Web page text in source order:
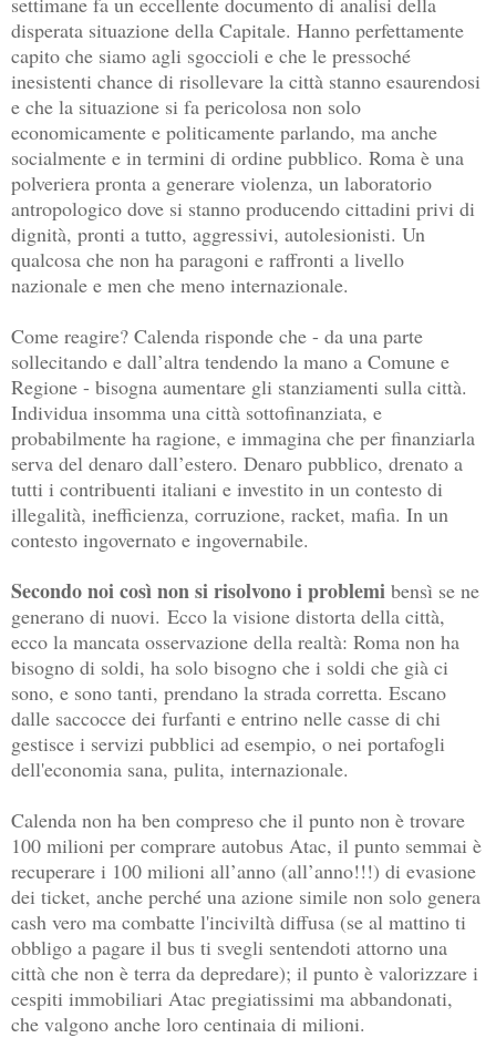
disperata situazione della Capitale. Hanno perfettamente
capito che siamo agli sgoccioli e che le pressoché
inesistenti chance di risollevare la città stanno esaurendosi
e che la situazione si fa pericolosa non solo
economicamente e politicamente parlando, ma anche
socialmente e in termini di ordine pubblico. Roma è una
polveriera pronta a generare violenza, un laboratorio
antropologico dove si stanno producendo cittadini privi di
dignità, pronti a tutto, aggressivi, autolesionisti. Un
qualcosa che non ha paragoni e raffronti a livello
nazionale e men che meno internazionale.
Come reagire? Calenda risponde che - da una parte
sollecitando e dall’altra tendendo la mano a Comune e
Regione - bisogna aumentare gli stanziamenti sulla città.
Individua insomma una città sottofinanziata, e
probabilmente ha ragione, e immagina che per finanziarla
serva del denaro dall’estero. Denaro pubblico, drenato a
tutti i contribuenti italiani e investito in un contesto di
illegalità, inefficienza, corruzione, racket, mafia. In un
contesto ingovernato e ingovernabile.
Secondo noi così non si risolvono i problemi bensì se ne
generano di nuovi. Ecco la visione distorta della città,
ecco la mancata osservazione della realtà: Roma non ha
bisogno di soldi, ha solo bisogno che i soldi che già ci
sono, e sono tanti, prendano la strada corretta. Escano
dalle saccocce dei furfanti e entrino nelle casse di chi
gestisce i servizi pubblici ad esempio, o nei portafogli
dell'economia sana, pulita, internazionale.
Calenda non ha ben compreso che il punto non è trovare
100 milioni per comprare autobus Atac, il punto semmai è
recuperare i 100 milioni all’anno (all’anno!!!) di evasione
dei ticket, anche perché una azione simile non solo genera
cash vero ma combatte l'inciviltà diffusa (se al mattino ti
obbligo a pagare il bus ti svegli sentendoti attorno una
città che non è terra da depredare); il punto è valorizzare i
cespiti immobiliari Atac pregiatissimi ma abbandonati,
che valgono anche loro centinaia di milioni.